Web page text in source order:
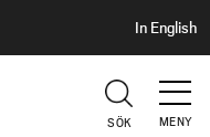
D
H
U
V
In English
MENY
SÖK